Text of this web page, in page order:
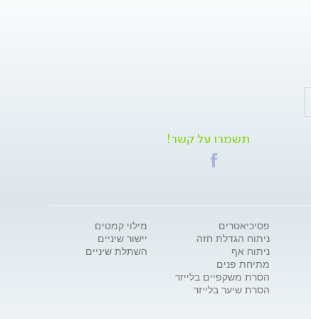
תשמרו על קשר!
פסיכיאטרים
ניתוח הגדלת חזה
ניתוח אף
מתיחת פנים
הסרת משקפיים בלייזר
הסרת שיער בלייזר
מילוי קמטים
יישור שיניים
השתלת שיניים